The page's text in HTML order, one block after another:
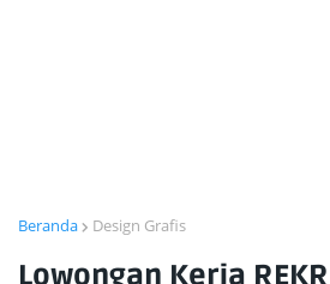
Beranda Design Grafis
Lowongan Kerja